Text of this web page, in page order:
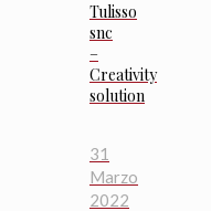
Tulisso
snc
–
Creativity
solution
31
Marzo
2022